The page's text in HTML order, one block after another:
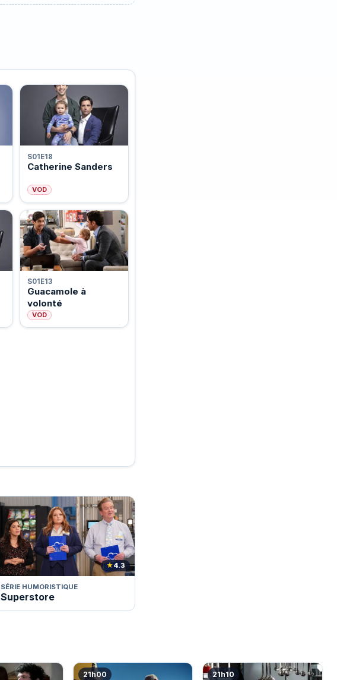
S01E18
Catherine Sanders
VOD
S01E13
Guacamole à
volonté
VOD
★4.3
SÉRIE HUMORISTIQUE
Superstore
21h00 21h10